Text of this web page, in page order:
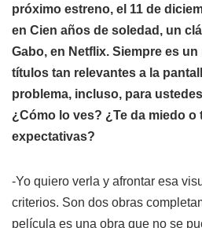
próximo estreno, el 11 de
en Cien años de soledad , un
Gabo, en Netflix. Siempre es
títulos tan relevantes a la
problema, incluso, para
¿Cómo lo ves? ¿Te da miedo o
expectativas?
-Yo quiero verla y afrontar esa
criterios. Son dos obras
película es una obra que no se